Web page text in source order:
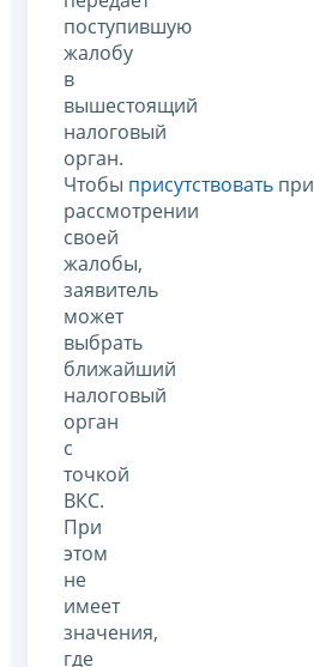
поступившую
жалобу
в
вышестоящий
налоговый
орган.
Чтобы присутствовать при
рассмотрении
своей
жалобы,
заявитель
может
выбрать
ближайший
налоговый
орган
с
точкой
ВКС.
При
этом
не
имеет
значения,
где